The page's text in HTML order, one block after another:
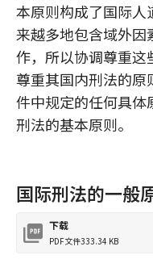
本原则构成了国际
来越多地包含域外
作，所以协调尊重这
尊重其国内刑法的
件中规定的任何具
刑法的基本原则。
国际刑法的一般
下载
PDF文件333.34 KB